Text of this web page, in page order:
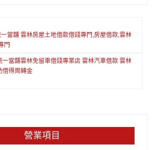
當舖 雲林房屋土地借款借錢專門,房屋借款,雲林
門
一當舖雲林免留車借錢專業店 雲林汽車借款 雲林
借得周轉金
營業項目